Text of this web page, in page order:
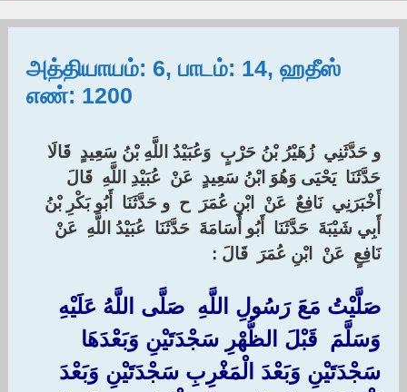
அத்தியாயம்: 6, பாடம்: 14, ஹதீஸ்
எண்: 1200
و حَدَّثَنِي ‏ ‏زُهَيْرُ بْنُ حَرْبٍ ‏ ‏وَعُبَيْدُ اللَّهِ بْنُ سَعِيدٍ ‏ ‏قَالَا
حَدَّثَنَا ‏ ‏يَحْيَى وَهُوَ ابْنُ سَعِيدٍ ‏ ‏عَنْ ‏ ‏عُبَيْدِ اللَّهِ ‏ ‏قَالَ
أَخْبَرَنِي ‏ ‏نَافِعٌ ‏ ‏عَنْ ‏ ‏ابْنِ عُمَرَ ‏ ‏ح ‏ ‏و حَدَّثَنَا ‏ ‏أَبُو بَكْرِ بْنُ
أَبِي شَيْبَةَ ‏ ‏حَدَّثَنَا ‏ ‏أَبُو أُسَامَةَ ‏ ‏حَدَّثَنَا ‏ ‏عُبَيْدُ اللَّهِ ‏ ‏عَنْ ‏
‏نَافِعٍ ‏ ‏عَنْ ‏ ‏ابْنِ عُمَرَ ‏ ‏قَالَ :‏‏
‏صَلَّيْتُ مَعَ رَسُولِ اللَّهِ ‏ ‏صَلَّى اللَّهُ عَلَيْهِ
وَسَلَّمَ ‏ ‏قَبْلَ الظُّهْرِ سَجْدَتَيْنِ وَبَعْدَهَا
سَجْدَتَيْنِ وَبَعْدَ الْمَغْرِبِ سَجْدَتَيْنِ وَبَعْدَ